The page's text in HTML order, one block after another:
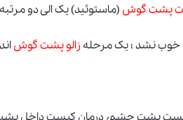
پشت گوش (ماستوئید) یک الی دو
خوب نشد ؛ یک مرحلهزالو پشت گوش